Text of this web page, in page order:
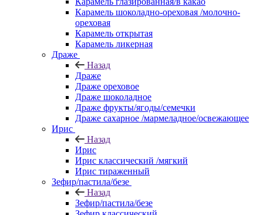
Карамель шоколадно-ореховая /молочно-
ореховая
Карамель открытая
Карамель ликерная
Драже
Назад
Драже
Драже ореховое
Драже шоколадное
Драже фрукты/ягоды/семечки
Драже сахарное /мармеладное/освежающее
Ирис
Назад
Ирис
Ирис классический /мягкий
Ирис тираженный
Зефир/пастила/безе
Назад
Зефир/пастила/безе